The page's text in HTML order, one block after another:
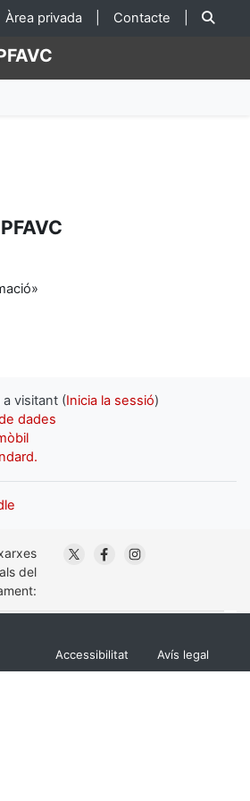
Àrea privada Contacte
visitant (Inicia la sessió)
dades
del
. Obre en una nova
. Obre en una nova
Menu
Footer
Accessibilitat Avís legal